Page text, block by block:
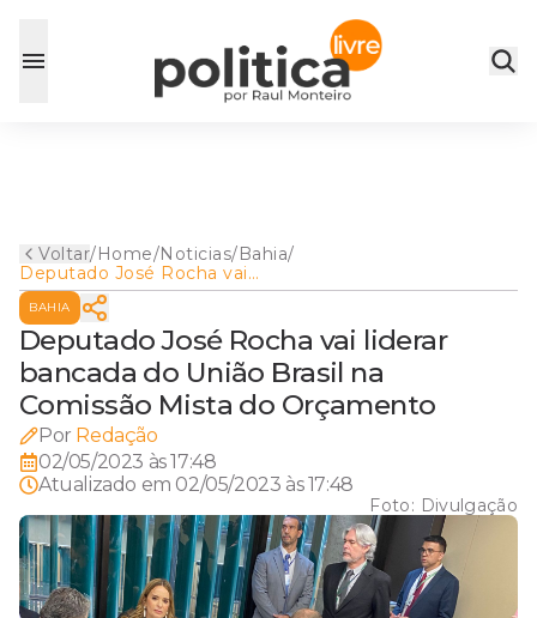
Voltar/Home/Noticias/Bahia/
Deputado José Rocha vai
liderar bancada do União
Brasil na Comissão Mista do
Orçamento
BAHIA
Deputado José Rocha vai liderar
bancada do União Brasil na
Comissão Mista do Orçamento
Por Redação
02/05/2023 às 17:48
Atualizado em 02/05/2023 às 17:48
Foto: Divulgação